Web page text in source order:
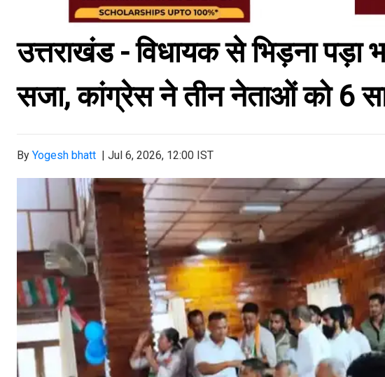
उत्तराखंड - विधायक से भिड़ना पड़ा
सजा, कांग्रेस ने तीन नेताओं को 6
By Yogesh bhatt | Jul 6, 2026, 12:00 IST